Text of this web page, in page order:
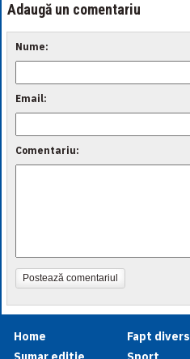
Adaugă un comentariu
Nume:
Email:
Comentariu:
Postează comentariul
Home
Fapt divers